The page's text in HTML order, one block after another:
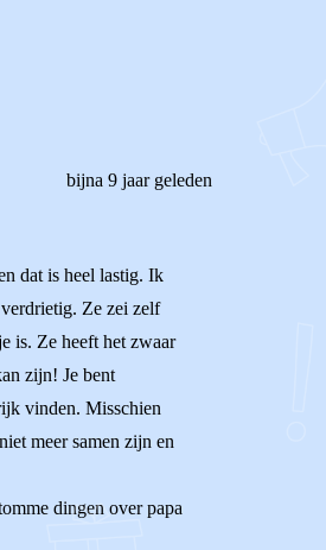
bijna 9 jaar geleden
dat is heel lastig. Ik
Ze zei zelf
is. Ze heeft het zwaar
zijn! Je bent
vinden. Misschien
meer samen zijn en
dingen over papa